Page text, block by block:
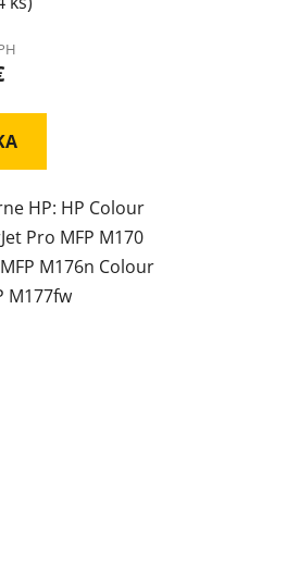
HP: HP Colour
Pro MFP M170
M176n Colour
M177fw